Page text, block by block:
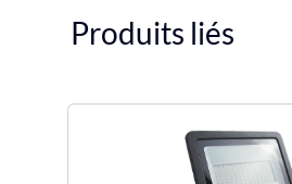
Produits liés